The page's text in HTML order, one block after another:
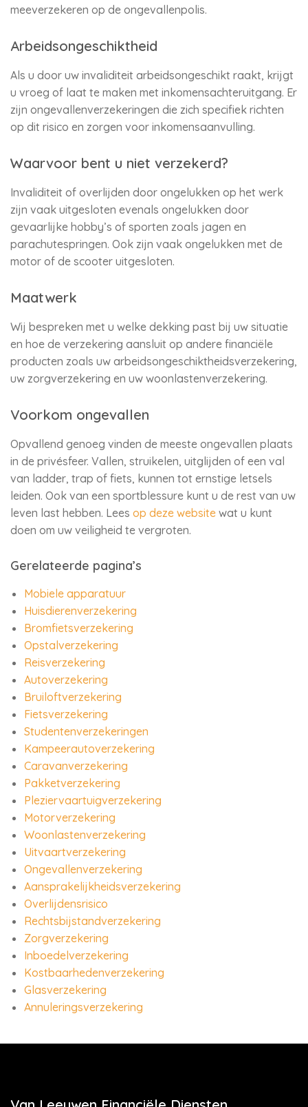
meeverzekeren op de ongevallenpolis.
Arbeidsongeschiktheid
Als u door uw invaliditeit arbeidsongeschikt raakt, krijgt
u vroeg of laat te maken met inkomensachteruitgang. Er
zijn ongevallenverzekeringen die zich specifiek richten
op dit risico en zorgen voor inkomensaanvulling.
Waarvoor bent u niet verzekerd?
Invaliditeit of overlijden door ongelukken op het werk
zijn vaak uitgesloten evenals ongelukken door
gevaarlijke hobby’s of sporten zoals jagen en
parachutespringen. Ook zijn vaak ongelukken met de
motor of de scooter uitgesloten.
Maatwerk
Wij bespreken met u welke dekking past bij uw situatie
en hoe de verzekering aansluit op andere financiële
producten zoals uw arbeidsongeschiktheidsverzekering,
uw zorgverzekering en uw woonlastenverzekering.
Voorkom ongevallen
Opvallend genoeg vinden de meeste ongevallen plaats
in de privésfeer. Vallen, struikelen, uitglijden of een val
van ladder, trap of fiets, kunnen tot ernstige letsels
leiden. Ook van een sportblessure kunt u de rest van uw
leven last hebben. Lees op deze website wat u kunt
doen om uw veiligheid te vergroten.
Gerelateerde pagina’s
Mobiele apparatuur
Huisdierenverzekering
Bromfietsverzekering
Opstalverzekering
Reisverzekering
Autoverzekering
Bruiloftverzekering
Fietsverzekering
Studentenverzekeringen
Kampeerautoverzekering
Caravanverzekering
Pakketverzekering
Pleziervaartuigverzekering
Motorverzekering
Woonlastenverzekering
Uitvaartverzekering
Ongevallenverzekering
Aansprakelijkheidsverzekering
Overlijdensrisico
Rechtsbijstandverzekering
Zorgverzekering
Inboedelverzekering
Kostbaarhedenverzekering
Glasverzekering
Annuleringsverzekering